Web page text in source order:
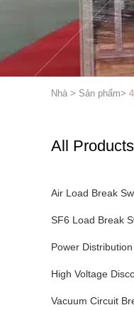
Nhà > Sản phẩm>
All Products
Air Load Break
SF6 Load Break
Power
High Voltage
Vacuum Circuit